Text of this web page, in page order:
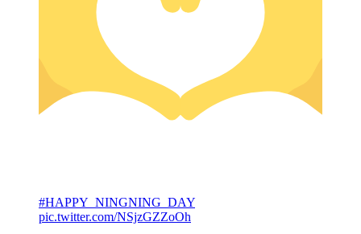
#HAPPY_NINGNING_DAY
pic.twitter.com/NSjzGZZoOh